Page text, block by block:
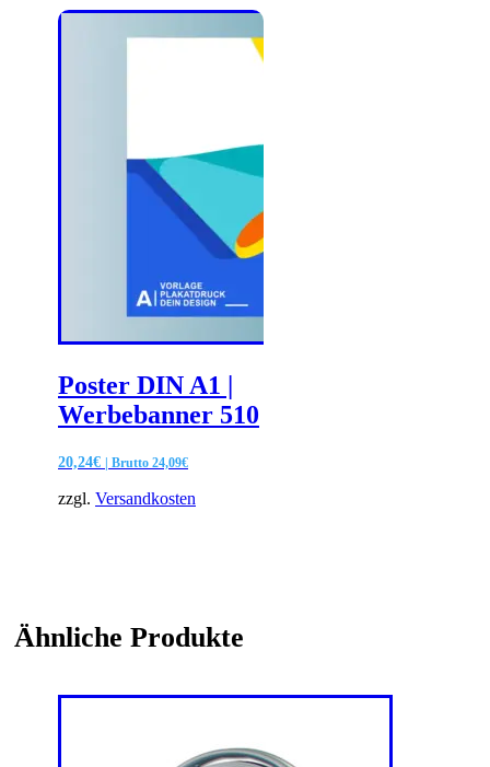
Poster DIN A1 |
Werbebanner 510
20,24€ | Brutto 24,09€
zzgl. Versandkosten
Ähnliche Produkte